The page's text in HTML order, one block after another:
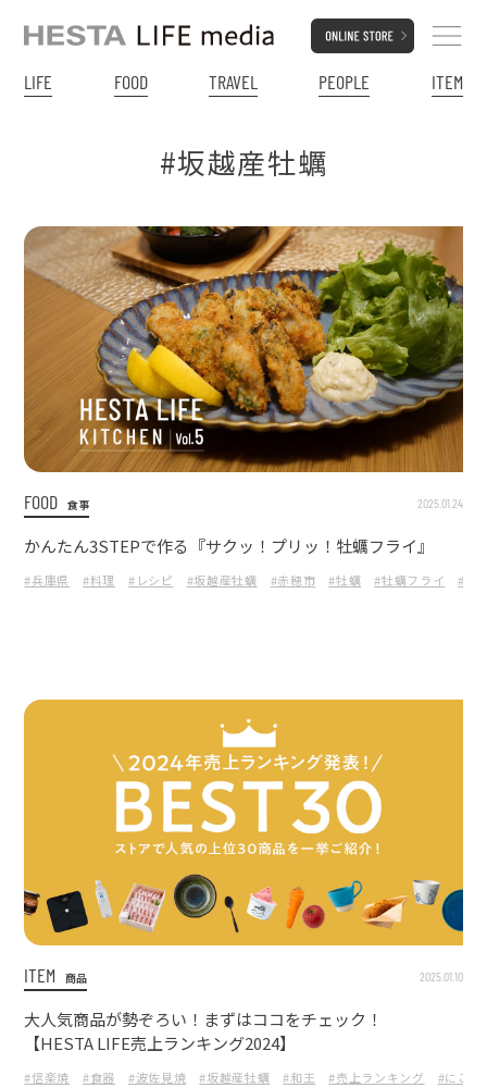
LIFE FOOD TRAVEL PEOPLE ITEM
#坂越産牡蠣
FOOD 食事 2025.01.24
かんたん3STEPで作る『サクッ！プリッ！牡蠣フライ』
#兵庫県 #料理 #レシピ #坂越産牡蠣 #赤穂市 #牡蠣 #牡蠣フライ #か
ITEM 商品 2025.01.10
大人気商品が勢ぞろい！まずはココをチェック！
【HESTA LIFE売上ランキング2024】
#信楽焼 #食器 #波佐見焼 #坂越産牡蠣 #和王 #売上ランキング #にこま